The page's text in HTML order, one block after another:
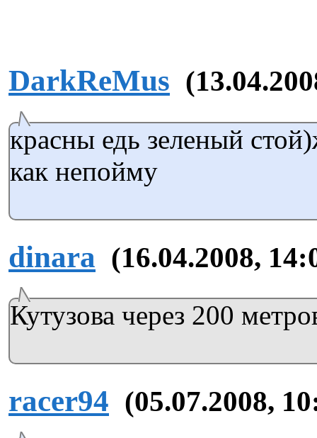
DarkReMus
красны едь зеленый
как непойму
dinara (16.04.2008,
Кутузова через 200
racer94 (05.07.2008,